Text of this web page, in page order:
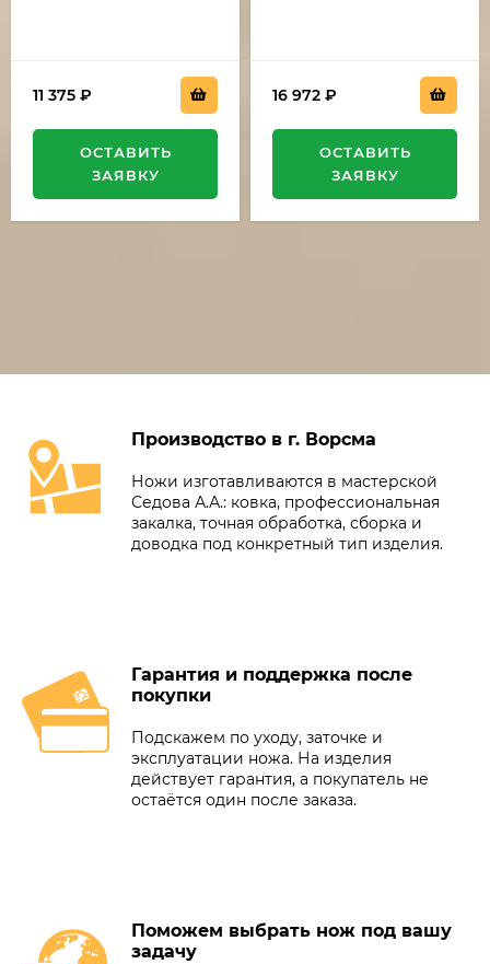
11 375 ₽
ОСТАВИТЬ
ЗАЯВКУ
16 972 ₽
ОСТАВИТЬ
ЗАЯВКУ
Производство в г. Ворсма
Ножи изготавливаются в мастерской
Седова А.А.: ковка, профессиональная
закалка, точная обработка, сборка и
доводка под конкретный тип изделия.
Гарантия и поддержка после
покупки
Подскажем по уходу, заточке и
эксплуатации ножа. На изделия
действует гарантия, а покупатель не
остаётся один после заказа.
Поможем выбрать нож под вашу
задачу